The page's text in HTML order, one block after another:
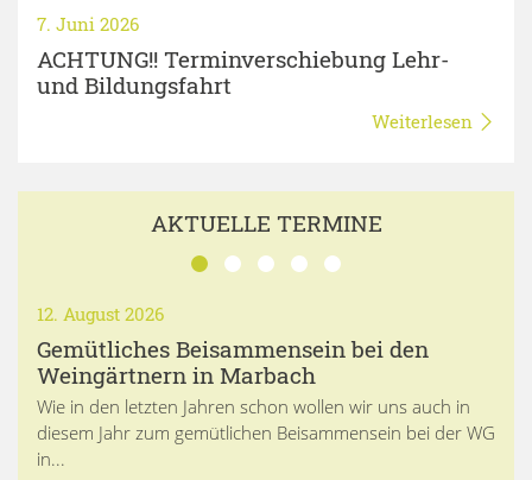
7. Juni 2026
ACHTUNG!! Terminverschiebung Lehr-
und Bildungsfahrt
Weiterlesen
AKTUELLE TERMINE
12. August 2026
Gemütliches Beisammensein bei den
Weingärtnern in Marbach
Wie in den letzten Jahren schon wollen wir uns auch in
diesem Jahr zum gemütlichen Beisammensein bei der WG
in...